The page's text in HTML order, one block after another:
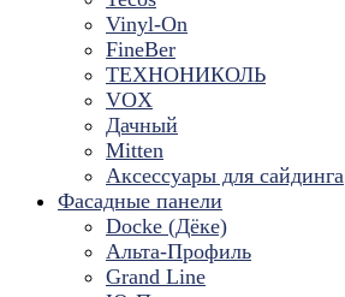
Vinyl-On
FineBer
ТЕХНОНИКОЛЬ
VOX
Дачный
Mitten
Аксессуары для сайдинга
Фасадные панели
Docke (Дёке)
Альта-Профиль
Grand Line